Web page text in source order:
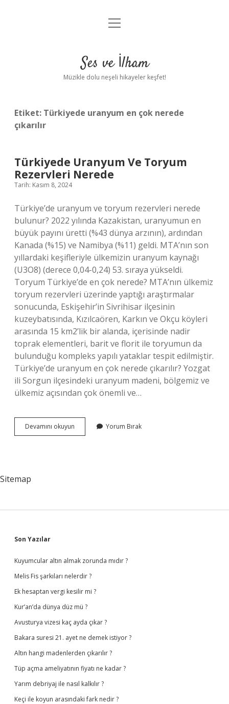
Anasayfa
Yasal Uyarı
menüyü
Ses ve İlham
Müzikle dolu neşeli hikayeler keşfet!
Etiket: Türkiyede uranyum en çok nerede
çıkarılır
Türkiyede Uranyum Ve Toryum
Rezervleri Nerede
Tarih: Kasım 8, 2024
Türkiye’de uranyum ve toryum rezervleri nerede
bulunur? 2022 yılında Kazakistan, uranyumun en
büyük payını üretti (%43 dünya arzının), ardından
Kanada (%15) ve Namibya (%11) geldi. MTA’nın son
yıllardaki keşifleriyle ülkemizin uranyum kaynağı
(U3O8) (derece 0,04-0,24) 53. sıraya yükseldi.
Toryum Türkiye’de en çok nerede? MTA’nın ülkemiz
toryum rezervleri üzerinde yaptığı araştırmalar
sonucunda, Eskişehir’in Sivrihisar ilçesinin
kuzeybatısında, Kızılcaören, Karkın ve Okçu köyleri
arasında 15 km2’lik bir alanda, içerisinde nadir
toprak elementleri, barit ve florit ile toryumun da
bulunduğu kompleks yapılı yataklar tespit edilmiştir.
Türkiye’de uranyum en çok nerede çıkarılır? Yozgat
ili Sorgun ilçesindeki uranyum madeni, bölgemiz ve
ülkemiz açısından çok önemli ve…
Devamını okuyun Türkiyede
Uranyum
Yorum Bırak
Sitemap
Sidebar
Son Yazılar
Kuyumcular altın almak zorunda mıdır ?
Melis Fis şarkıları nelerdir ?
Ek hesaptan vergi kesilir mi ?
Kur’an’da dünya düz mü ?
Avusturya vizesi kaç ayda çıkar ?
Bakara suresi 21. ayet ne demek istiyor ?
Altın hangi madenlerden çıkarılır ?
Tüp açma ameliyatının fiyatı ne kadar ?
Yarım debriyaj ile nasıl kalkılır ?
Keçi ile koyun arasındaki fark nedir ?